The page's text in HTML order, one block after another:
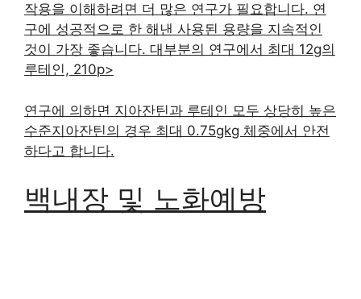
작용을 이해하려면 더 많은 연구가 필요합니다. 연
구에 성공적으로 한 해낸 사용된 용량을 지속적인
것이 가장 좋습니다. 대부분의 연구에서 최대 12g의
루테인, 210p>
연구에 의하면 지아잔틴과 루테인 모두 상당히 높은
수준지아잔틴의 경우 최대 0.75gkg 체중에서 안전
하다고 합니다.
백내장 및 노화예방